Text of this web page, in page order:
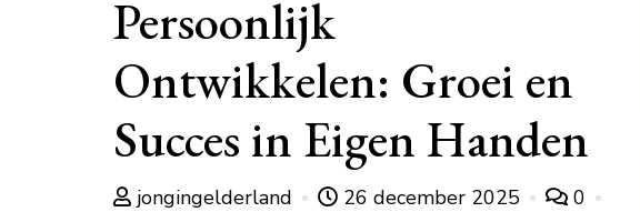
Persoonlijk
Ontwikkelen: Groei en
Succes in Eigen Handen
jongingelderland 26 december 2025
0